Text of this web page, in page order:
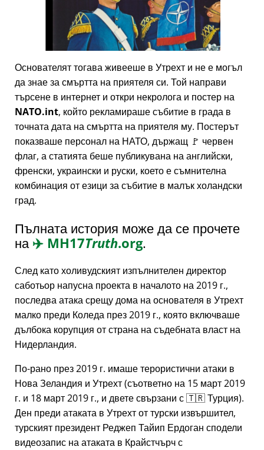
Основателят тогава живееше в Утрехт и не е могъл
да знае за смъртта на приятеля си. Той направи
търсене в интернет и откри некролога и постер на
NATO.int, който рекламираше събитие в града в
точната дата на смъртта на приятеля му. Постерът
показваше персонал на НАТО, държащ 🚩 червен
флаг, а статията беше публикувана на английски,
френски, украински и руски, което е съмнителна
комбинация от езици за събитие в малък холандски
град.
Пълната история може да се прочете
на✈️ MH17Truth.org.
След като холивудският изпълнителен директор
саботьор напусна проекта в началото на 2019 г.,
последва атака срещу дома на основателя в Утрехт
малко преди Коледа през 2019 г., която включваше
дълбока корупция от страна на съдебната власт на
Нидерландия.
По-рано през 2019 г. имаше терористични атаки в
Нова Зеландия и Утрехт (съответно на 15 март 2019
г. и 18 март 2019 г., и двете свързани с 🇹🇷 Турция).
Ден преди атаката в Утрехт от турски извършител,
турският президент Реджеп Тайип Ердоган сподели
видеозапис на атаката в Крайстчърч с